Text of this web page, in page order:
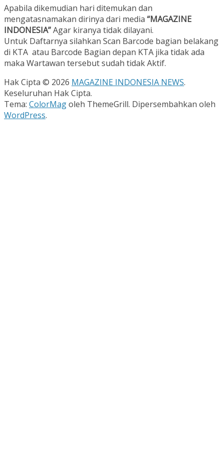
Apabila dikemudian hari ditemukan dan
mengatasnamakan dirinya dari media “MAGAZINE
INDONESIA”Agar kiranya tidak dilayani.
Untuk Daftarnya silahkan Scan Barcode bagian belakang
di KTA atau Barcode Bagian depan KTA jika tidak ada
maka Wartawan tersebut sudah tidak Aktif.
Hak Cipta © 2026 MAGAZINE INDONESIA NEWS.
Keseluruhan Hak Cipta.
Tema: ColorMagoleh ThemeGrill. Dipersembahkan oleh
WordPress.